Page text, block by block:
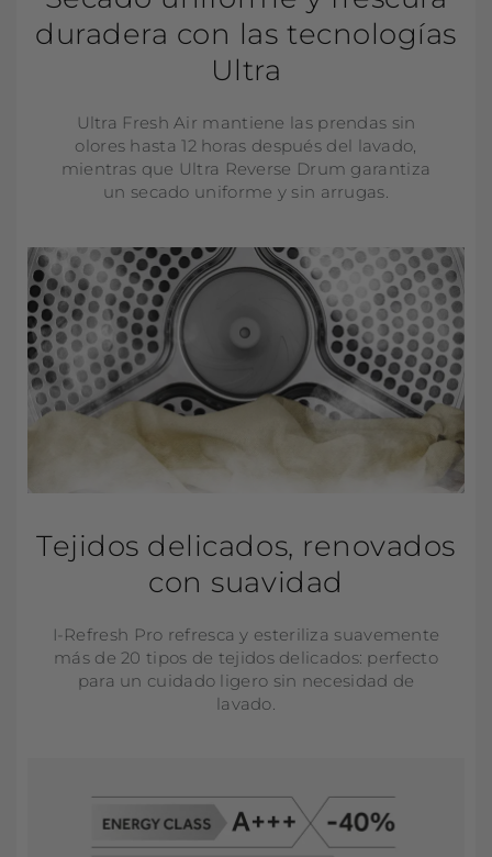
duradera con las tecnologías
Ultra
Ultra Fresh Air mantiene las prendas sin
olores hasta 12 horas después del lavado,
mientras que Ultra Reverse Drum garantiza
un secado uniforme y sin arrugas.
Tejidos delicados, renovados
con suavidad
I-Refresh Pro refresca y esteriliza suavemente
más de 20 tipos de tejidos delicados: perfecto
para un cuidado ligero sin necesidad de
lavado.